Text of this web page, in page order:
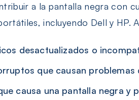
a la pantalla negra con
incluyendo Dell y HP.
desactualizados o
que causan problemas
causa una pantalla negra